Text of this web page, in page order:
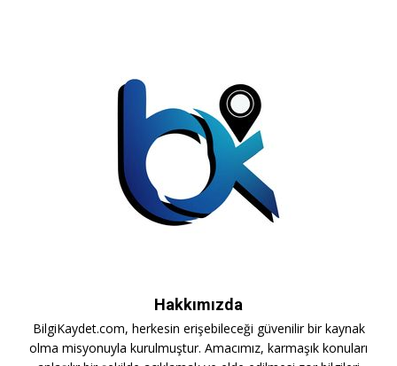
Hakkımızda
BilgiKaydet.com, herkesin erişebileceği güvenilir bir kaynak
olma misyonuyla kurulmuştur. Amacımız, karmaşık konuları